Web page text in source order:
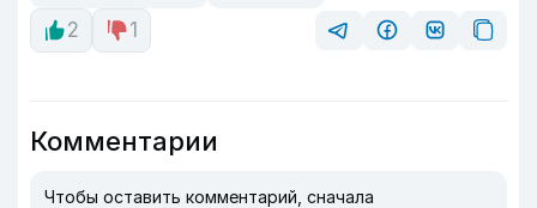
2
1
Комментарии
Чтобы оставить комментарий, сначала